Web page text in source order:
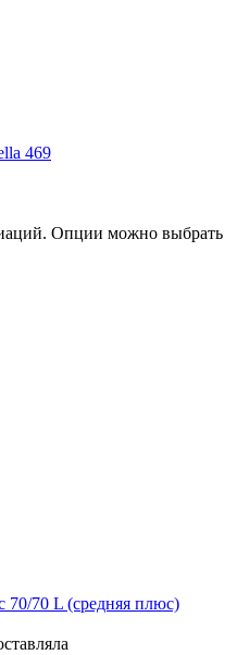
469
Опции можно выбрать
70/70 L (средняя плюс)